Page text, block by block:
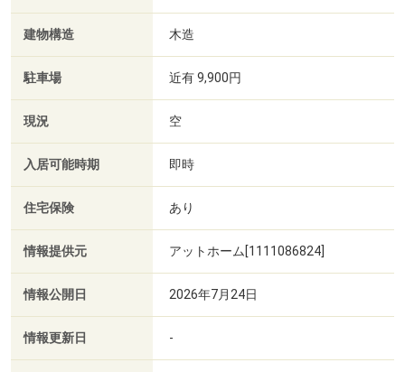
建物構造 木造
駐車場 近有 9,900円
現況 空
入居可能時期 即時
住宅保険 あり
情報提供元 アットホーム[1111086824]
情報公開日 2026年7月24日
情報更新日 -